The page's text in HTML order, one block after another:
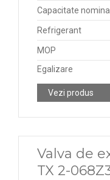
Capacitate
Refrigerant
MOP
Egalizare
Vezi produs
Valva de
TX 2-